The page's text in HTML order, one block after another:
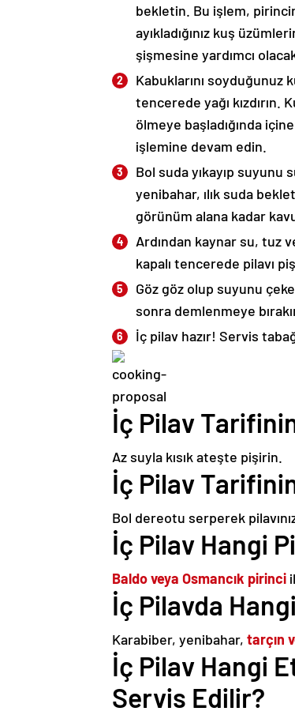
bekletin. Bu işlem, pirincin
ayıkladığınız kuş
şişmesine yardımcı
Kabuklarını soyduğunuz
tencerede yağı
ölmeye başladığında
işlemine devam edin.
Bol suda yıkayıp
yenibahar, ılık suda
görünüm alana kadar
Ardından kaynar su, tuz
kapalı tencerede pilavı
Göz göz olup suyunu
sonra demlenmeye
İç pilav hazır! Servis
İç Pilav
Az suyla kısık ateşte pişirin.
İç Pilav
Bol dereotu serperek
İç Pilav Hangi
Baldo veya Osmancık pirinci
İç Pilavda
Karabiber, yenibahar, tarçın
İç Pilav Hangi
Servis Edilir?